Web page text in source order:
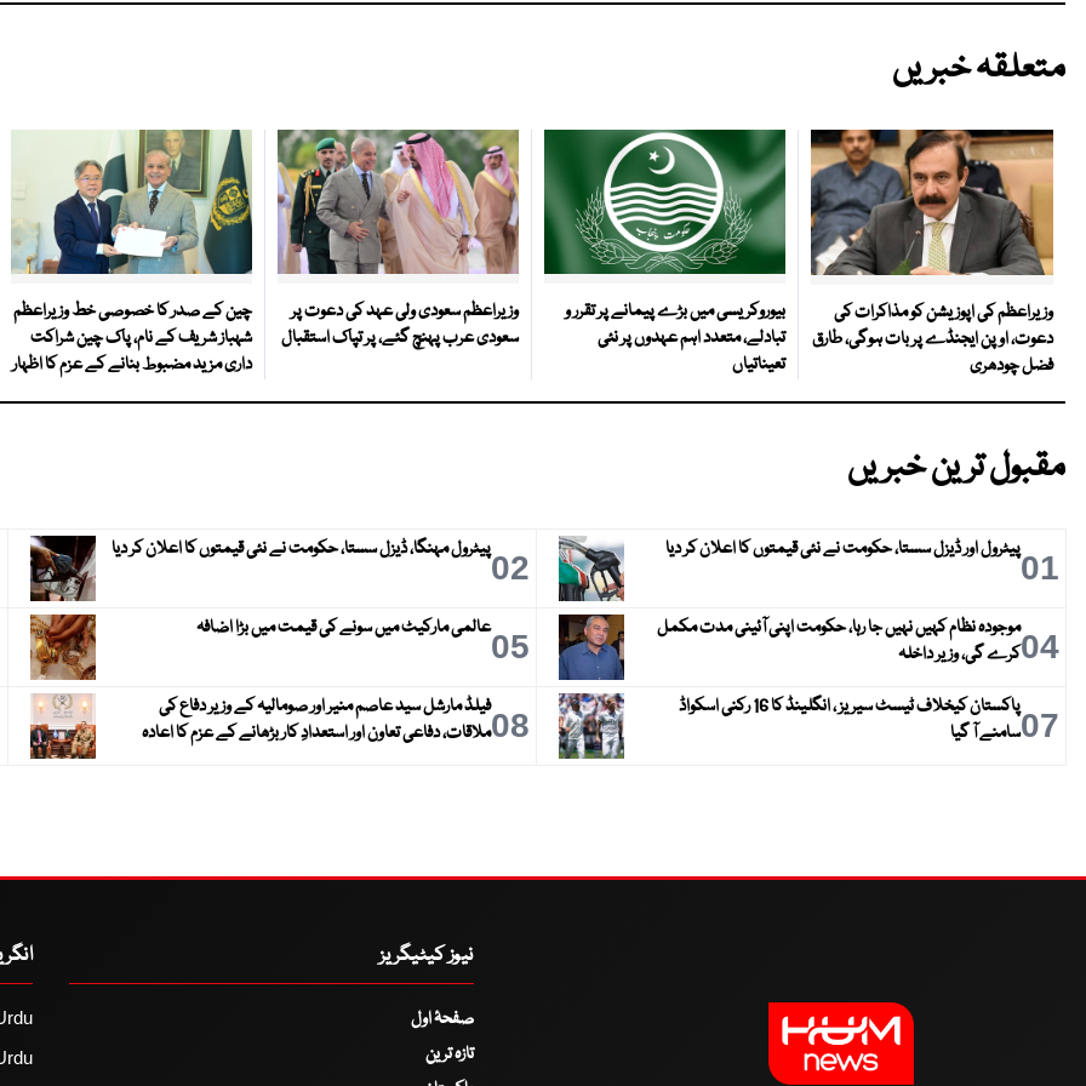
متعلقہ خبریں
وزیراعظم کی اپوزیشن کو مذاکرات کی
دعوت، اوپن ایجنڈے پر بات ہوگی، طارق
فضل چودھری
بیوروکریسی میں بڑے پیمانے پر تقرر و
تبادلے، متعدد اہم عہدوں پر نئی
تعیناتیاں
وزیراعظم سعودی ولی عہد کی دعوت پر
سعودی عرب پہنچ گئے، پر تپاک استقبال
چین کے صدر کا خصوصی خط وزیراعظم
شہباز شریف کے نام، پاک چین شراکت
داری مزید مضبوط بنانے کے عزم کا اظہار
مقبول ترین خبریں
01پیٹرول اور ڈیزل سستا، حکومت نے نئی قیمتوں کا اعلان کر دیا 02پیٹرول مہنگا، ڈیزل سستا، حکومت نے نئی قیمتوں کا اعلان کر دیا
04موجودہ نظام کہیں نہیں جا رہا، حکومت اپنی آئینی مدت مکمل
کرے گی، وزیر داخلہ
05عالمی مارکیٹ میں سونے کی قیمت میں بڑا اضافہ
07
پاکستان کیخلاف ٹیسٹ سیریز ، انگلینڈ کا 16 رکنی اسکواڈ
سامنے آ گیا
08فیلڈ مارشل سید عاصم منیر اور صومالیہ کے وزیر دفاع کی
ملاقات، دفاعی تعاون اور استعدادِ کار بڑھانے کے عزم کا اعادہ
نیوز کیٹیگریز
صفحۂ اول
تازہ ترین